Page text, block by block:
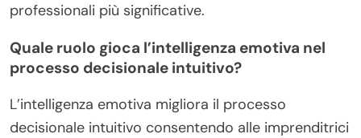
professionali più significative.
Quale ruolo gioca l’intelligenza emotiva nel
processo decisionale intuitivo?
L’intelligenza emotiva migliora il processo
decisionale intuitivo consentendo alle imprenditrici